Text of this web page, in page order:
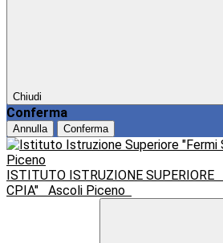
Chiudi
Conferma
Annulla Conferma
ISTITUTO ISTRUZIONE SUPERIORE
CPIA"
Ascoli Piceno